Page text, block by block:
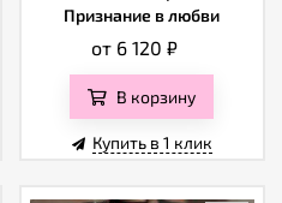
Признание в любви
от 6 120₽
В корзину
Купить в 1 клик